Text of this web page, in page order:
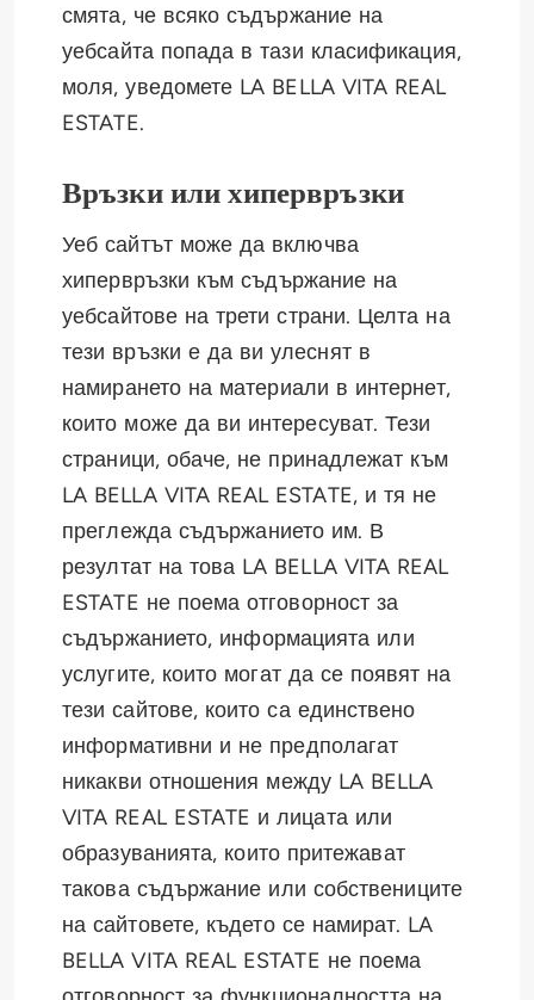
смята, че всяко съдържание на
уебсайта попада в тази класификация,
моля, уведомете LA BELLA VITA REAL
ESTATE.
Връзки или хипервръзки
Уеб сайтът може да включва
хипервръзки към съдържание на
уебсайтове на трети страни. Целта на
тези връзки е да ви улеснят в
намирането на материали в интернет,
които може да ви интересуват. Тези
страници, обаче, не принадлежат към
LA BELLA VITA REAL ESTATE, и тя не
преглежда съдържанието им. В
резултат на това LA BELLA VITA REAL
ESTATE не поема отговорност за
съдържанието, информацията или
услугите, които могат да се появят на
тези сайтове, които са единствено
информативни и не предполагат
никакви отношения между LA BELLA
VITA REAL ESTATE и лицата или
образуванията, които притежават
такова съдържание или собствениците
на сайтовете, където се намират. LA
BELLA VITA REAL ESTATE не поема